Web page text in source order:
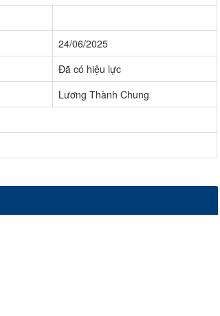
24/06/2025
Đã có hiệu lực
Lương Thành Chung